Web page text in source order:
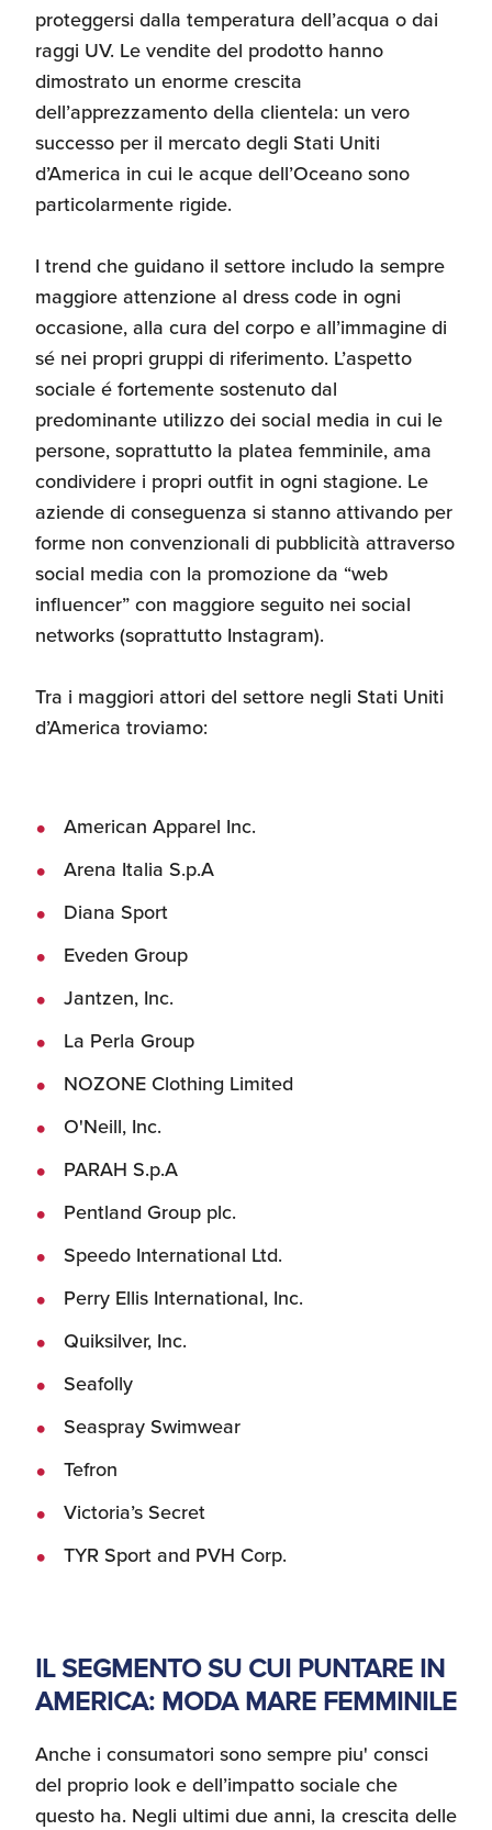
proteggersi dalla temperatura dell’acqua o dai
raggi UV. Le vendite del prodotto hanno
dimostrato un enorme crescita
dell’apprezzamento della clientela: un vero
successo per il mercato degli Stati Uniti
d’America in cui le acque dell’Oceano sono
particolarmente rigide.
I trend che guidano il settore includo la sempre
maggiore attenzione al dress code in ogni
occasione, alla cura del corpo e all’immagine di
sé nei propri gruppi di riferimento. L’aspetto
sociale é fortemente sostenuto dal
predominante utilizzo dei social media in cui le
persone, soprattutto la platea femminile, ama
condividere i propri outfit in ogni stagione. Le
aziende di conseguenza si stanno attivando per
forme non convenzionali di pubblicità attraverso
social media con la promozione da “web
influencer” con maggiore seguito nei social
networks (soprattutto Instagram).
Tra i maggiori attori del settore negli Stati Uniti
d’America troviamo:
American Apparel Inc.
Arena Italia S.p.A
Diana Sport
Eveden Group
Jantzen, Inc.
La Perla Group
NOZONE Clothing Limited
O'Neill, Inc.
PARAH S.p.A
Pentland Group plc.
Speedo International Ltd.
Perry Ellis International, Inc.
Quiksilver, Inc.
Seafolly
Seaspray Swimwear
Tefron
Victoria’s Secret
TYR Sport and PVH Corp.
IL SEGMENTO SU CUI PUNTARE IN
AMERICA: MODA MARE FEMMINILE
Anche i consumatori sono sempre piu' consci
del proprio look e dell’impatto sociale che
questo ha. Negli ultimi due anni, la crescita delle